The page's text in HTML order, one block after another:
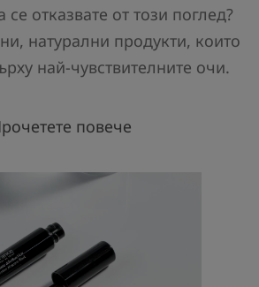
отказвате от този поглед?
натурални продукти, които
най-чувствителните очи.
повече